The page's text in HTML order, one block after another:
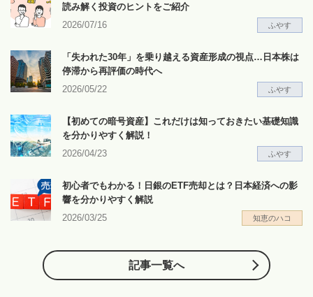
読み解く投資のヒントをご紹介
2026/07/16
ふやす
「失われた30年」を乗り越える資産形成の視点…日本株は
停滞から再評価の時代へ
2026/05/22
ふやす
【初めての暗号資産】これだけは知っておきたい基礎知識
を分かりやすく解説！
2026/04/23
ふやす
初心者でもわかる！日銀のETF売却とは？日本経済への影
響を分かりやすく解説
2026/03/25
知恵のハコ
記事一覧へ